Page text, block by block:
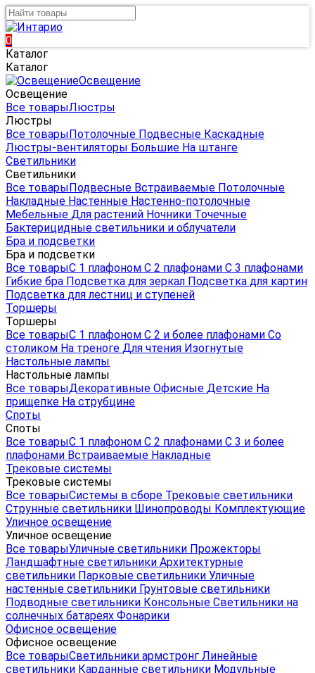
0
Каталог
Каталог
Освещение
Освещение
Все товарыЛюстры
Люстры
Все товарыПотолочные Подвесные Каскадные
Люстры-вентиляторы Большие На штанге
Светильники
Светильники
Все товарыПодвесные Встраиваемые Потолочные
Накладные Настенные Настенно-потолочные
Мебельные Для растений Ночники Точечные
Бактерицидные светильники и облучатели
Бра и подсветки
Бра и подсветки
Все товарыС 1 плафоном С 2 плафонами С 3 плафонами
Гибкие бра Подсветка для зеркал Подсветка для картин
Подсветка для лестниц и ступеней
Торшеры
Торшеры
Все товарыС 1 плафоном С 2 и более плафонами Со
столиком На треноге Для чтения Изогнутые
Настольные лампы
Настольные лампы
Все товарыДекоративные Офисные Детские На
прищепке На струбцине
Споты
Споты
Все товарыС 1 плафоном С 2 плафонами С 3 и более
плафонами Встраиваемые Накладные
Трековые системы
Трековые системы
Все товарыСистемы в сборе Трековые светильники
Струнные светильники Шинопроводы Комплектующие
Уличное освещение
Уличное освещение
Все товарыУличные светильники Прожекторы
Ландшафтные светильники Архитектурные
светильники Парковые светильники Уличные
настенные светильники Грунтовые светильники
Подводные светильники Консольные Светильники на
солнечных батареях Фонарики
Офисное освещение
Офисное освещение
Все товарыСветильники армстронг Линейные
светильники Карданные светильники Модульные